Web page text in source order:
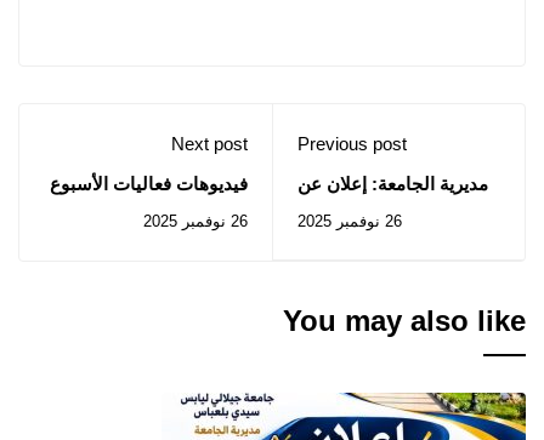
Previous post
مديرية الجامعة: إعلان عن
المتعلقة بالإستشارات رقم
26 نوفمبر 2025
Next post
فيديوهات فعاليات الأسبوع
مركز السمعي بصري التابع
26 نوفمبر 2025
You may also like